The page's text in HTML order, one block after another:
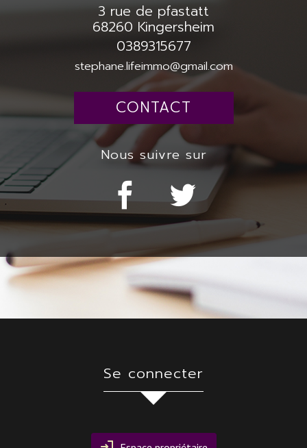
3 rue de pfastatt
68260 Kingersheim
0389315677
stephane.lifeimmo@gmail.com
CONTACT
nous suivre sur
se connecter